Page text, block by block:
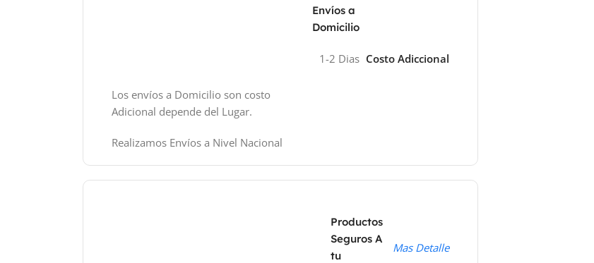
Envíos a
Domicilio
Los envíos a Domicilio son costo
Adicional depende del Lugar.
Realizamos Envíos a Nivel Nacional
1-2 Dias Costo Adiccional
Productos
Seguros A
tu
Mas Detalle